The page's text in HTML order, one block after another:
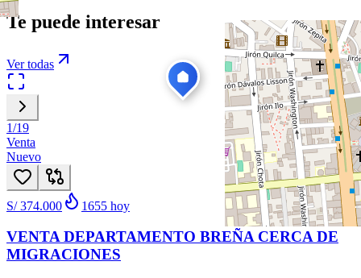
Te puede interesar
Ver todas
1/19
Venta
Nuevo
S/ 374.000 1655 hoy
VENTA DEPARTAMENTO BREÑA CERCA DE
MIGRACIONES